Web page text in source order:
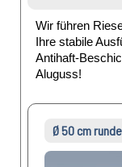
Wir führen
Ihre stabile
Antihaft-
Aluguss!
Ø 50 cm